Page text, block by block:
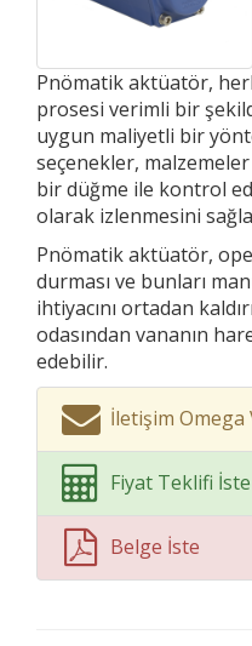
Pnömatik aktüatör,
prosesi verimli bir
uygun maliyetli bir
seçenekler,
bir düğme ile kontrol
olarak izlenmesini
Pnömatik aktüatör,
durması ve bunları
ihtiyacını ortadan
odasından vananın
edebilir.
İletişim Omega
Fiyat Teklifi İste
Belge İste